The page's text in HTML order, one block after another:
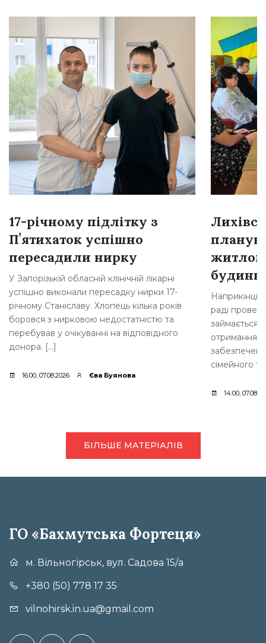
17-річному підлітку з
Пʼятихаток успішно
пересадили нирку
У Запорізькій обласній клінічній лікарні
успішно виконали пересадку нирки 17-
річному Станіславу. Хлопець кілька років
боровся з нирковою недостатністю та
перебував у очікуванні на відповідного
донора. […]
16:00, 07.08.2026 Єва Буянова
Наприкінці
раді
займається
отримання
сімейного
14:00,
БІЛЬШЕ МАТЕРІАЛІВ
ГО «Бахмутська Фортеця»
м. Вільногірськ, вул. Садова 15/а
+380 (50) 778 17 35
vilnohirsk.in.ua@gmail.com